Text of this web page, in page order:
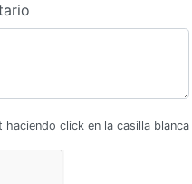
click en la casilla blanca